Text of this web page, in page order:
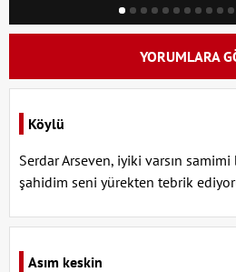
YORUMLARA
Köylü
Serdar Arseven, iyiki varsın
şahidim seni yürekten tebrik
Asım keskin